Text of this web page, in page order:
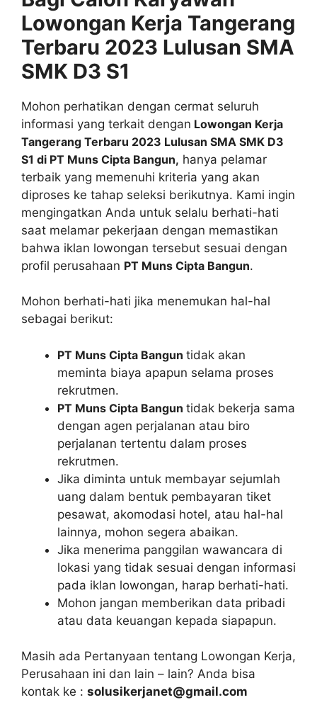
Lowongan Kerja Tangerang
Terbaru 2023 Lulusan SMA
SMK D3 S1
Mohon perhatikan dengan cermat seluruh
informasi yang terkait dengan Lowongan Kerja
Tangerang Terbaru 2023 Lulusan SMA SMK D3
S1 di PT Muns Cipta Bangun, hanya pelamar
terbaik yang memenuhi kriteria yang akan
diproses ke tahap seleksi berikutnya. Kami ingin
mengingatkan Anda untuk selalu berhati-hati
saat melamar pekerjaan dengan memastikan
bahwa iklan lowongan tersebut sesuai dengan
profil perusahaan PT Muns Cipta Bangun.
Mohon berhati-hati jika menemukan hal-hal
sebagai berikut:
PT Muns Cipta Bangun tidak akan
meminta biaya apapun selama proses
rekrutmen.
PT Muns Cipta Bangun tidak bekerja sama
dengan agen perjalanan atau biro
perjalanan tertentu dalam proses
rekrutmen.
Jika diminta untuk membayar sejumlah
uang dalam bentuk pembayaran tiket
pesawat, akomodasi hotel, atau hal-hal
lainnya, mohon segera abaikan.
Jika menerima panggilan wawancara di
lokasi yang tidak sesuai dengan informasi
pada iklan lowongan, harap berhati-hati.
Mohon jangan memberikan data pribadi
atau data keuangan kepada siapapun.
Masih ada Pertanyaan tentang Lowongan Kerja,
Perusahaan ini dan lain – lain? Anda bisa
kontak ke : solusikerjanet@gmail.com